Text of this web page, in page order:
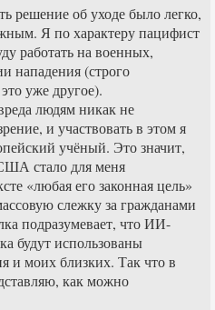
решение об уходе было легко,
Я по характеру пацифист
работать на военных,
нападения (строго
уже другое).
людям никак не
и участвовать в этом я
учёный. Это значит,
стало для меня
«любая его законная цель»
слежку за гражданами
подразумевает, что ИИ-
будут использованы
и моих близких. Так что в
как можно